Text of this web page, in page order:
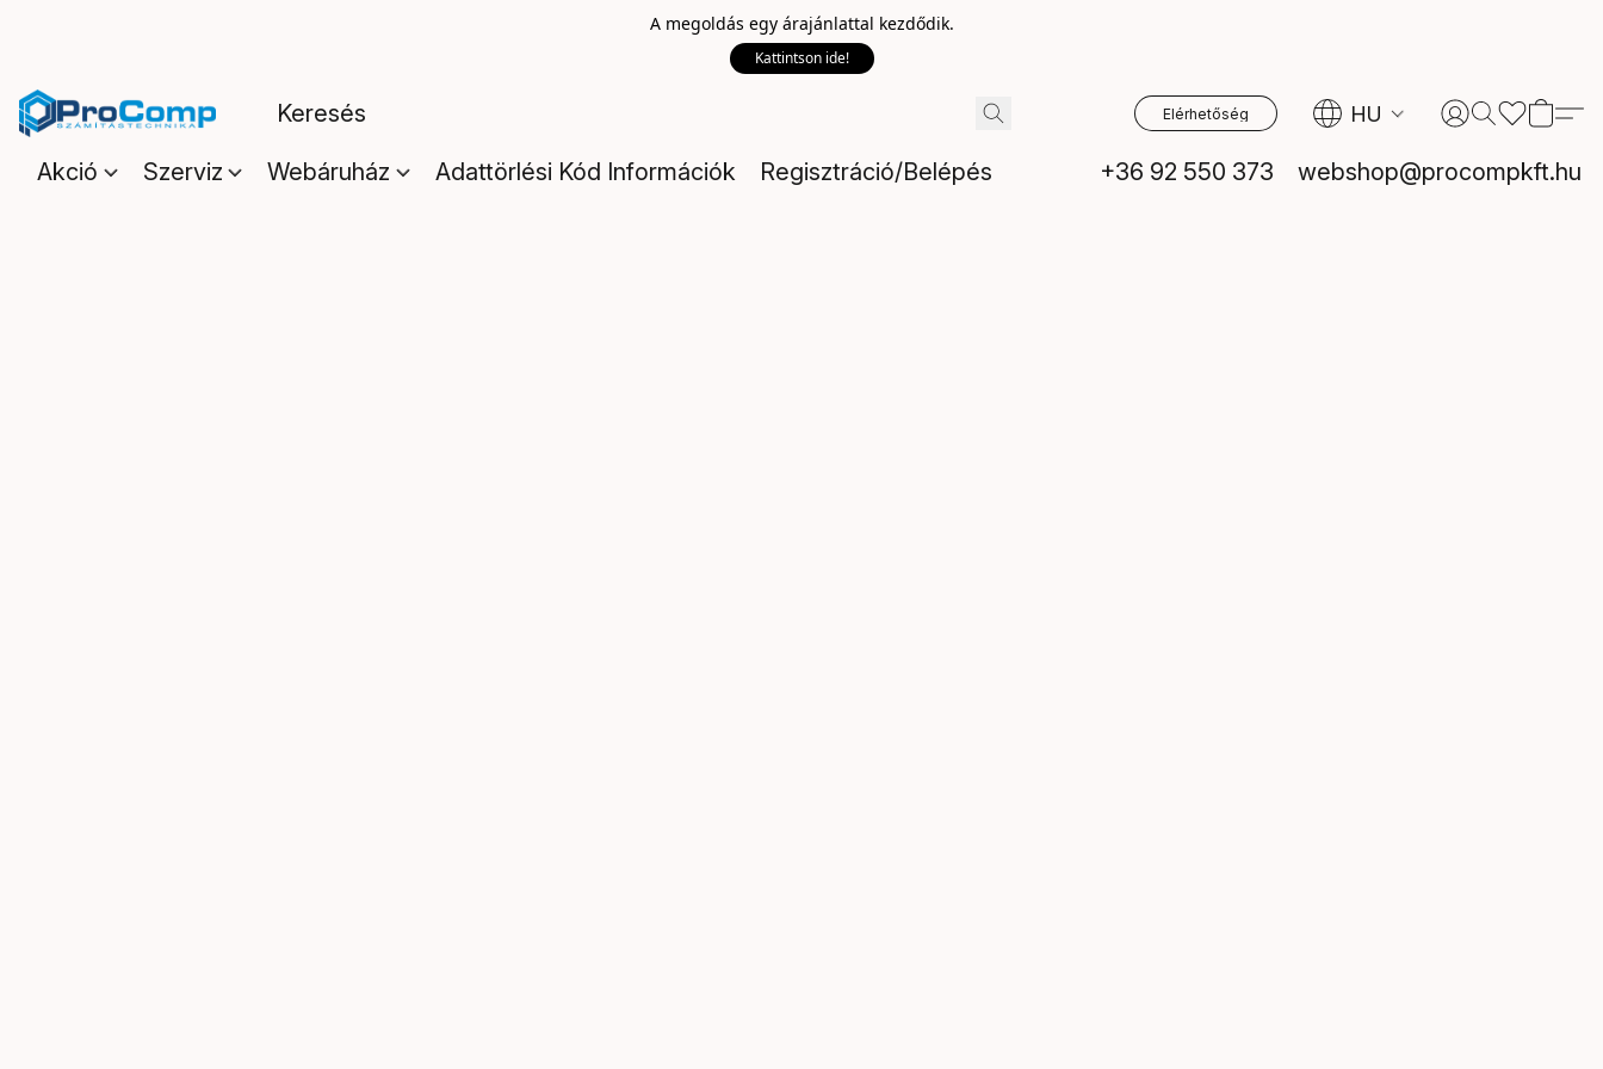
A megoldás egy árajánlattal kezdődik.
Kattintson ide!
Elérhetőség HU
Akció Szerviz Webáruház Adattörlési Kód Információk Regisztráció/Belépés +36 92 550 373 webshop@procompkft.hu